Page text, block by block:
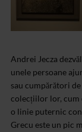
Andrei Jecza
unele persoane
sau cumpărători
colecțiilor lor, cum
o linie puternic
Grecu este un pic